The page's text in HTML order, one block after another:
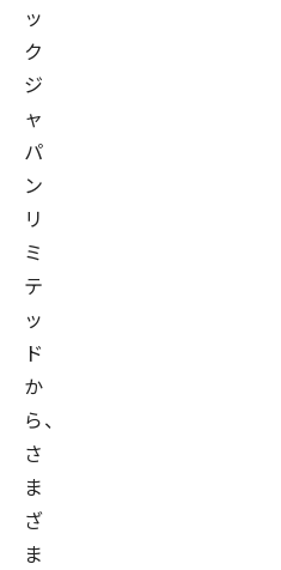
ッ
ク
ジ
ャ
パ
ン
リ
ミ
テ
ッ
ド
か
ら、
さ
ま
ざ
ま